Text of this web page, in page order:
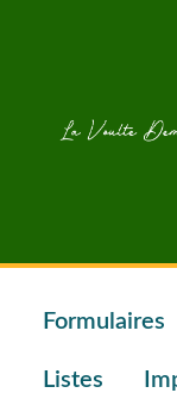
Aller au
Formulaires
Listes